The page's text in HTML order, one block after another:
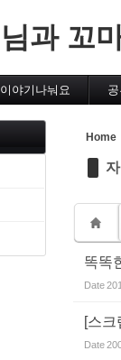
과 꼬
이야기나눠요
우리반칭찬함
과
우
동
Home
똑똑
Date
[스
Date
스케
스케